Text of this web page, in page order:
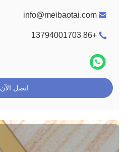
info@meibaotai.com
+86 13794001703
اتصل الآن